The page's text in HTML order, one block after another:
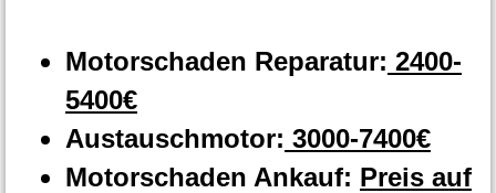
Motorschaden Reparatur: 2400-
5400€
Austauschmotor: 3000-7400€
Motorschaden Ankauf: Preis auf